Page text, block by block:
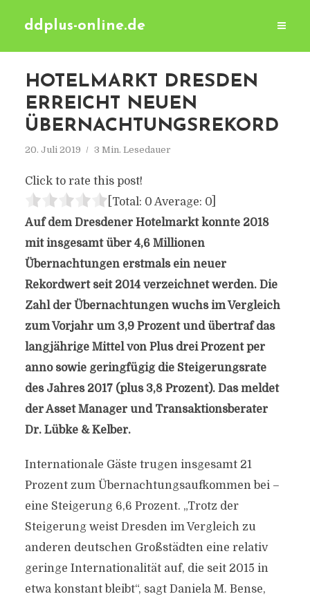
ddplus-online.de
HOTELMARKT DRESDEN
ERREICHT NEUEN
ÜBERNACHTUNGSREKORD
20. Juli 2019 3 Min. Lesedauer
Click to rate this post!
[Total: 0 Average: 0]
Auf dem Dresdener Hotelmarkt konnte 2018
mit insgesamt über 4,6 Millionen
Übernachtungen erstmals ein neuer
Rekordwert seit 2014 verzeichnet werden. Die
Zahl der Übernachtungen wuchs im Vergleich
zum Vorjahr um 3,9 Prozent und übertraf das
langjährige Mittel von Plus drei Prozent per
anno sowie geringfügig die Steigerungsrate
des Jahres 2017 (plus 3,8 Prozent). Das meldet
der Asset Manager und Transaktionsberater
Dr. Lübke & Kelber.
Internationale Gäste trugen insgesamt 21
Prozent zum Übernachtungsaufkommen bei –
eine Steigerung 6,6 Prozent. „Trotz der
Steigerung weist Dresden im Vergleich zu
anderen deutschen Großstädten eine relativ
geringe Internationalität auf, die seit 2015 in
etwa konstant bleibt“, sagt Daniela M. Bense,